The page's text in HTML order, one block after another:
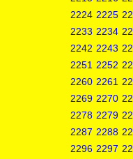
2224 2225
2233 2234
2242 2243
2251 2252
2260 2261
2269 2270
2278 2279
2287 2288
2296 2297